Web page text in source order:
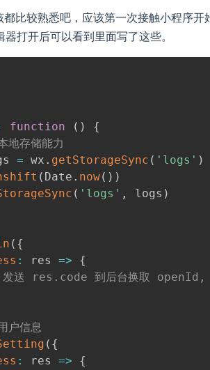
比较熟悉吧，应该第一次接触小程序
打开后可以看到里面写了这些。
function ( )
{
存储能力
= wx . getStorageSync ( 'logs' )
( Date . now( ) )
( 'logs' , logs )
( {
: res =>
{
送 res.code 到后台换取
户信息
( {
: res =>
{